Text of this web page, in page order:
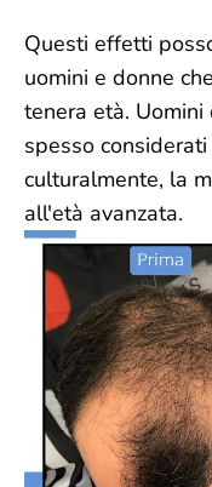
Questi effetti
uomini e donne
tenera età.
spesso
culturalmente, la
all'età avanzata.